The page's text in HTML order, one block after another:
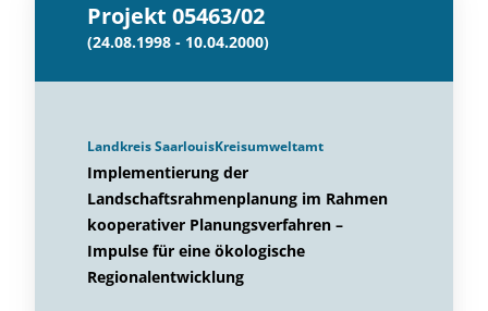
Projekt 05463/02
(24.08.1998 - 10.04.2000)
Landkreis SaarlouisKreisumweltamt
Implementierung der
Landschaftsrahmenplanung im Rahmen
kooperativer Planungsverfahren –
Impulse für eine ökologische
Regionalentwicklung